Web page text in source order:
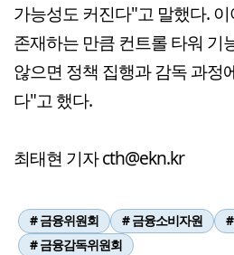
가능성도 커진다"고 말했다.
존재하는 만큼 컨트롤 타워 기
않으면 정책 집행과 감독 과정
다"고 했다.
최태현 기자 cth@ekn.kr
# 금융위원회 # 금융소비자원
# 금융감독위원회